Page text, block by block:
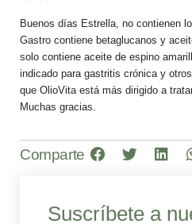
Buenos días Estrella, no contienen
Gastro contiene betaglucanos y
solo contiene aceite de espino
indicado para gastritis crónica y
que OlioVita está más dirigido a
Muchas gracias.
Comparte
Suscríbete a